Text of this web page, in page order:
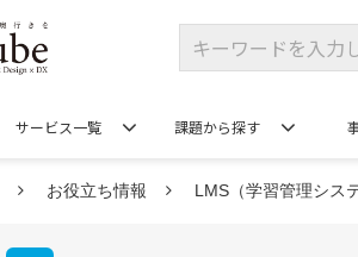
サービス一覧 課題から探す
お役立ち情報 LMS（学習管理シス